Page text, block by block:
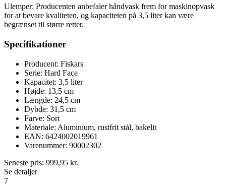
Ulemper: Producenten anbefaler håndvask frem for maskinopvask
for at bevare kvaliteten, og kapaciteten på 3,5 liter kan være
begrænset til større retter.
Specifikationer
Producent: Fiskars
Serie: Hard Face
Kapacitet: 3,5 liter
Højde: 13,5 cm
Længde: 24,5 cm
Dybde: 31,5 cm
Farve: Sort
Materiale: Aluminium, rustfrit stål, bakelit
EAN: 6424002019961
Varenummer: 90002302
Seneste pris: 999,95 kr.
Se detaljer
7